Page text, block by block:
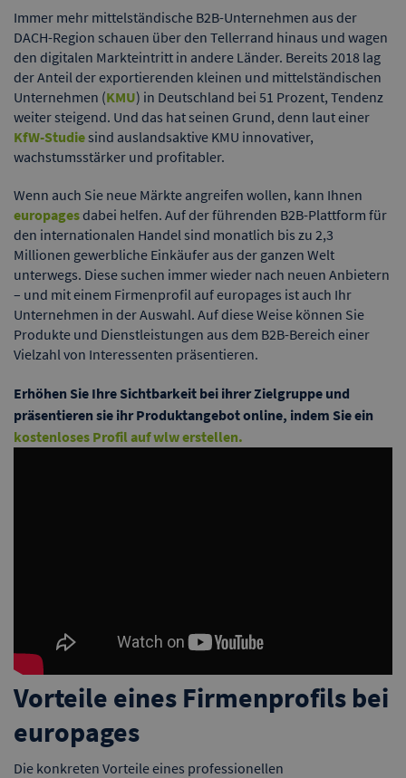
Immer mehr mittelständische B2B-Unternehmen aus der
DACH-Region schauen über den Tellerrand hinaus und wagen
den digitalen Markteintritt in andere Länder. Bereits 2018 lag
der Anteil der exportierenden kleinen und mittelständischen
Unternehmen (KMU) in Deutschland bei 51 Prozent, Tendenz
weiter steigend. Und das hat seinen Grund, denn laut einer
KfW-Studiesind auslandsaktive KMU innovativer,
wachstumsstärker und profitabler.
Wenn auch Sie neue Märkte angreifen wollen, kann Ihnen
europagesdabei helfen. Auf der führenden B2B-Plattform für
den internationalen Handel sind monatlich bis zu 2,3
Millionen gewerbliche Einkäufer aus der ganzen Welt
unterwegs. Diese suchen immer wieder nach neuen Anbietern
– und mit einem Firmenprofil auf europages ist auch Ihr
Unternehmen in der Auswahl. Auf diese Weise können Sie
Produkte und Dienstleistungen aus dem B2B-Bereich einer
Vielzahl von Interessenten präsentieren.
Erhöhen Sie Ihre Sichtbarkeit bei ihrer Zielgruppe und
präsentieren sie ihr Produktangebot online, indem Sie ein
kostenloses Profil auf wlw erstellen.
Vorteile eines Firmenprofils bei
europages
Die konkreten Vorteile eines professionellen